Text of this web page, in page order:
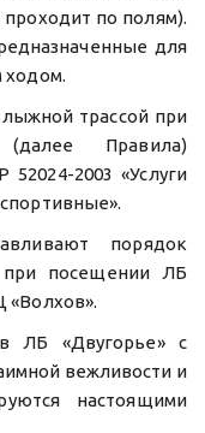
проходит по полям).
для
ходом.
трассой при
Правила)
2003 «Услуги
порядок
при посещении ЛБ
«Волхов».
ЛБ «Двугорье» с
вежливости и
настоящими